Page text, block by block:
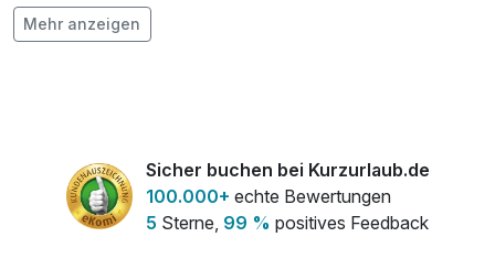
Flasche Prosecco
pro Stück
Klassische Ganzkörpermassage
pro Stück (45 Minuten)
Mehr anzeigen
Sicher buchen bei Kurzurlaub.de
100.000+ echte Bewertungen
5 Sterne, 99 % positives Feedback